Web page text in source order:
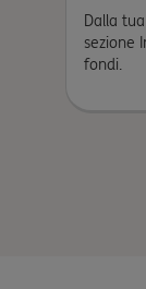
Dalla
sezione
fondi.